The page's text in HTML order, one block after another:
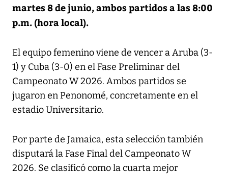
martes 8 de junio, ambos partidos a las 8:00
p.m. (hora local).
El equipo femenino viene de vencer a Aruba (3-
1) y Cuba (3-0) en el Fase Preliminar del
Campeonato W 2026. Ambos partidos se
jugaron en Penonomé, concretamente en el
estadio Universitario.
Por parte de Jamaica, esta selección también
disputará la Fase Final del Campeonato W
2026. Se clasificó como la cuarta mejor